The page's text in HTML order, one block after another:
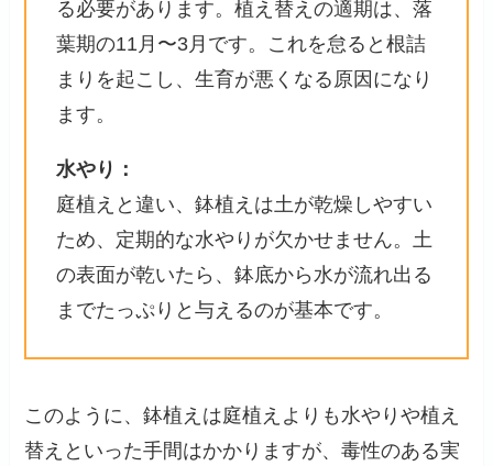
る必要があります。植え替えの適期は、落
葉期の11月〜3月です。これを怠ると根詰
まりを起こし、生育が悪くなる原因になり
ます。
水やり：
庭植えと違い、鉢植えは土が乾燥しやすい
ため、定期的な水やりが欠かせません。土
の表面が乾いたら、鉢底から水が流れ出る
までたっぷりと与えるのが基本です。
このように、鉢植えは庭植えよりも水やりや植え
替えといった手間はかかりますが、毒性のある実